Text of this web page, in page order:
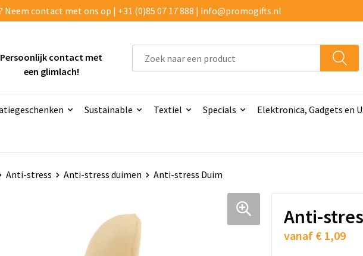
Neem contact met ons op | +31 (0)85 07 17 888 | info@promogifts.nl
Persoonlijk contact met
een glimlach!
Sustainable Textiel Specials Elektronica, Gadgets en
Anti-stress Anti-stress duimen Anti-stress Duim
Anti-
vanaf € 1,09